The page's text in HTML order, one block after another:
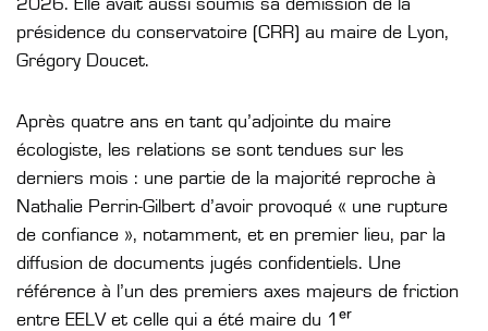
2026. Elle avait aussi soumis sa démission de la
présidence du conservatoire (CRR) au maire de Lyon,
Grégory Doucet.
Après quatre ans en tant qu’adjointe du maire
écologiste, les relations se sont tendues sur les
derniers mois : une partie de la majorité reproche à
Nathalie Perrin-Gilbert d’avoir provoqué « une rupture
de confiance », notamment, et en premier lieu, par la
diffusion de documents jugés confidentiels. Une
référence à l’un des premiers axes majeurs de friction
entre EELV et celle qui a été maire du 1ᵉʳ